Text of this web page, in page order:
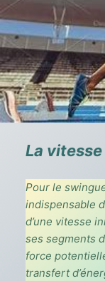
La vitesse
Pour le
indispensable
d’une vitesse
ses segments
force
transfert